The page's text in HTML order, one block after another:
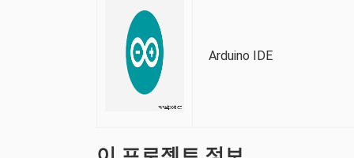
Arduino IDE